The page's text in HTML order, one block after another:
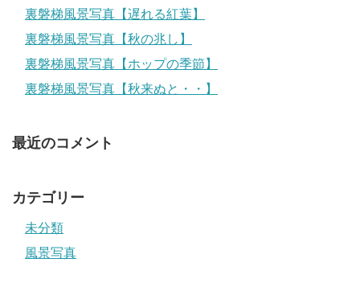
裏磐梯風景写真【遅れる紅葉】
裏磐梯風景写真【秋の兆し】
裏磐梯風景写真【ホップの季節】
裏磐梯風景写真【秋来ぬと・・】
最近のコメント
カテゴリー
未分類
風景写真